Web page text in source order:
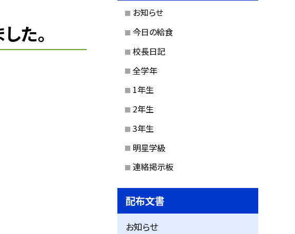
た。
お知らせ
今日の給食
校長日記
全学年
1年生
2年生
3年生
明星学級
連絡掲示板
配布文書
お知らせ